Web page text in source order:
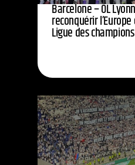
Barcelone – OL
reconquérir
Ligue des champions